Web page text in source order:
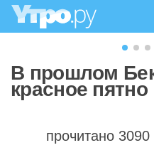
В прошлом
красное пятно
прочитано 3090